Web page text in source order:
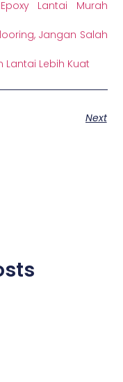
Lantai Murah
Jangan Salah
Lantai Lebih Kuat
Next